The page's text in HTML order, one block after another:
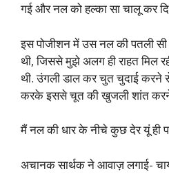
गई और नल को हल्का सा चालू कर
इस पोजीशन में उस नल की पतली सी
थी, जिससे मुझे अलग ही राहत मिल
थी. उंगली डाल कर चुत चुदाई करने
करके इससे चूत की खुजली शांत
मैं नल की धार के नीचे कुछ देर यूं ही
अचानक सार्थक ने आवाज़ लगाई-